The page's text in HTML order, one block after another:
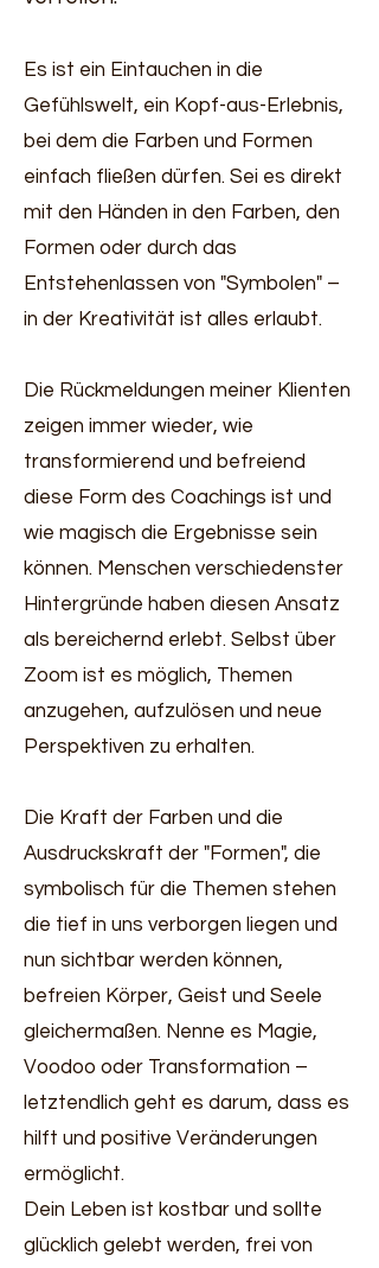
Es ist ein Eintauchen in die
Gefühlswelt, ein Kopf-aus-Erlebnis,
bei dem die Farben und Formen
einfach fließen dürfen. Sei es direkt
mit den Händen in den Farben, den
Formen oder durch das
Entstehenlassen von "Symbolen" –
in der Kreativität ist alles erlaubt.
Die Rückmeldungen meiner Klienten
zeigen immer wieder, wie
transformierend und befreiend
diese Form des Coachings ist und
wie magisch die Ergebnisse sein
können. Menschen verschiedenster
Hintergründe haben diesen Ansatz
als bereichernd erlebt. Selbst über
Zoom ist es möglich, Themen
anzugehen, aufzulösen und neue
Perspektiven zu erhalten.
Die Kraft der Farben und die
Ausdruckskraft der "Formen", die
symbolisch für die Themen stehen
die tief in uns verborgen liegen und
nun sichtbar werden können,
befreien Körper, Geist und Seele
gleichermaßen. Nenne es Magie,
Voodoo oder Transformation –
letztendlich geht es darum, dass es
hilft und positive Veränderungen
ermöglicht.
Dein Leben ist kostbar und sollte
glücklich gelebt werden, frei von